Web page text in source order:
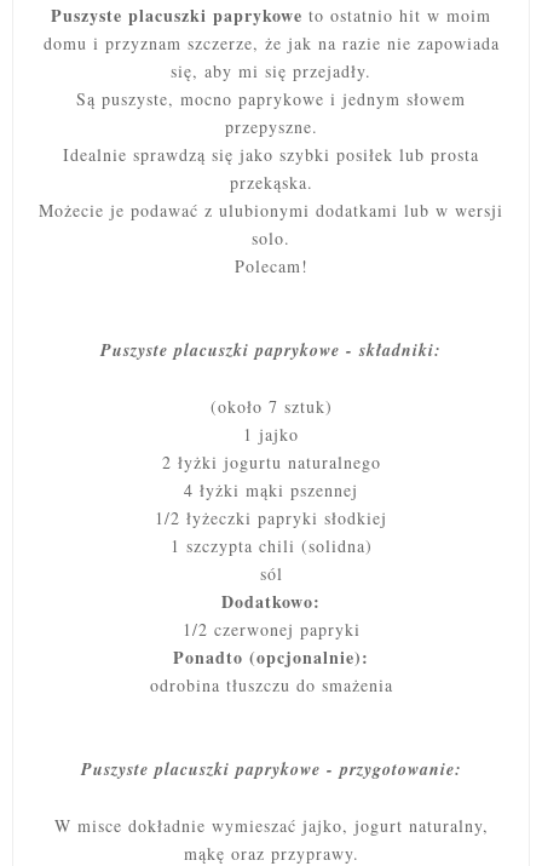
Puszyste placuszki paprykowe to ostatnio hit w moim
domu i przyznam szczerze, że jak na razie nie zapowiada
się, aby mi się przejadły.
Są puszyste, mocno paprykowe i jednym słowem
przepyszne.
Idealnie sprawdzą się jako szybki posiłek lub prosta
przekąska.
Możecie je podawać z ulubionymi dodatkami lub w wersji
solo.
Polecam!
Puszyste placuszki paprykowe - składniki:
(około 7 sztuk)
1 jajko
2 łyżki jogurtu naturalnego
4 łyżki mąki pszennej
1/2 łyżeczki papryki słodkiej
1 szczypta chili (solidna)
sól
Dodatkowo:
1/2 czerwonej papryki
Ponadto (opcjonalnie):
odrobina tłuszczu do smażenia
Puszyste placuszki paprykowe - przygotowanie:
W misce dokładnie wymieszać jajko, jogurt naturalny,
mąkę oraz przyprawy.